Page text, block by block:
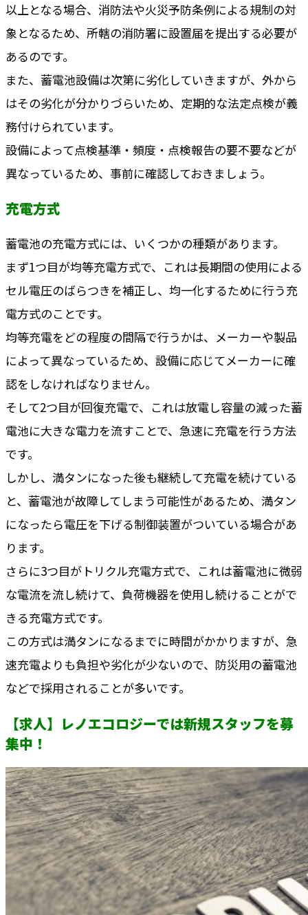
以上となる場合、消防法や火災予防条例による規制の対
象となるため、所轄の消防署に設置届を提出する必要が
あるのです。
また、蓄電池設備は次第に劣化していきますが、外から
はその劣化が分かりづらいため、定期的な法定点検が義
務付けられています。
設備によって点検基準・頻度・点検報告の要不要などが
異なっているため、事前に確認しておきましょう。
充電方式
蓄電池の充電方式には、いくつかの種類があります。
まず1つ目が均等充電方式で、これは長期間の使用による
セル電圧のばらつきを補正し、均一化するために行う充
電方式のことです。
均等充電をどの程度の間隔で行うかは、メーカーや製品
によって異なっているため、設備に応じてメーカーに確
認をしなければなりません。
そして2つ目が回復充電で、これは放電し容量の減った蓄
電池に大きな電力を流すことで、急速に充電を行う方法
です。
しかし、満タンになった後も継続して充電を続けている
と、蓄電池が故障してしまう可能性があるため、満タン
になったら電圧を下げる制御装置がついている場合があ
ります。
さらに3つ目がトリクル充電方式で、これは蓄電池に微弱
な電流を流し続けて、負荷機器を使用し続けることがで
きる充電方式です。
この方式は満タンになるまでに時間がかかりますが、急
速充電よりも負担や劣化が少ないので、防災用の蓄電池
などで採用されることが多いです。
【求人】レノエコロジーでは新規スタッフを募
集中！